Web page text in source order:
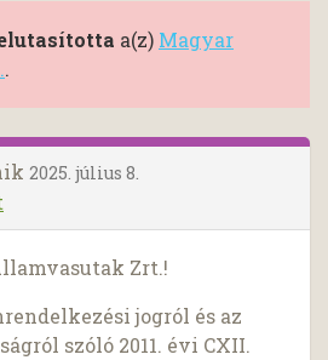
a(z) Magyar
.
2025. július 8.
Zrt.!
jogról és az
szóló 2011. évi CXII.